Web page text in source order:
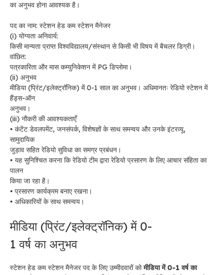
का अनुभव होना आवश्यक है।
पद का नाम: स्टेशन हेड कम स्टेशन मैनेजर
(i) योग्यता अनिवार्य:
किसी मान्यता प्राप्त विश्वविद्यालय/संस्थान से किसी भी विषय में बैचलर डिग्री।
वांछित:
पत्रकारिता और मास कम्युनिकेशन में PG डिप्लोमा।
(ii) अनुभव
मीडिया (प्रिंट/इलेक्ट्रॉनिक) में 0-1 साल का अनुभव। अधिमानतः रेडियो स्टेशन में
हैंड्स-ऑन
अनुभव।
(iii) नौकरी की आवश्यकताएँ
• कंटेंट डेवलपमेंट, जनसंपर्क, विशेषज्ञों के साथ समन्वय और उनके इंटरव्यू,
सामुदायिक
जुड़ाव सहित रेडियो सुविधा का समग्र प्रबंधन।
• यह सुनिश्चित करना कि रेडियो टीम द्वारा रेडियो प्रसारण के लिए आचार संहिता का
पालन
किया जा रहा है।
• प्रसारण कार्यक्रम बनाए रखना।
• अधिकारियों के साथ समन्वय।
मीडिया (प्रिंट/इलेक्ट्रॉनिक) में 0-
1 वर्ष का अनुभव
स्टेशन हेड कम स्टेशन मैनेजर पद के लिए उम्मीदवारों कोमीडिया में 0-1 वर्ष का